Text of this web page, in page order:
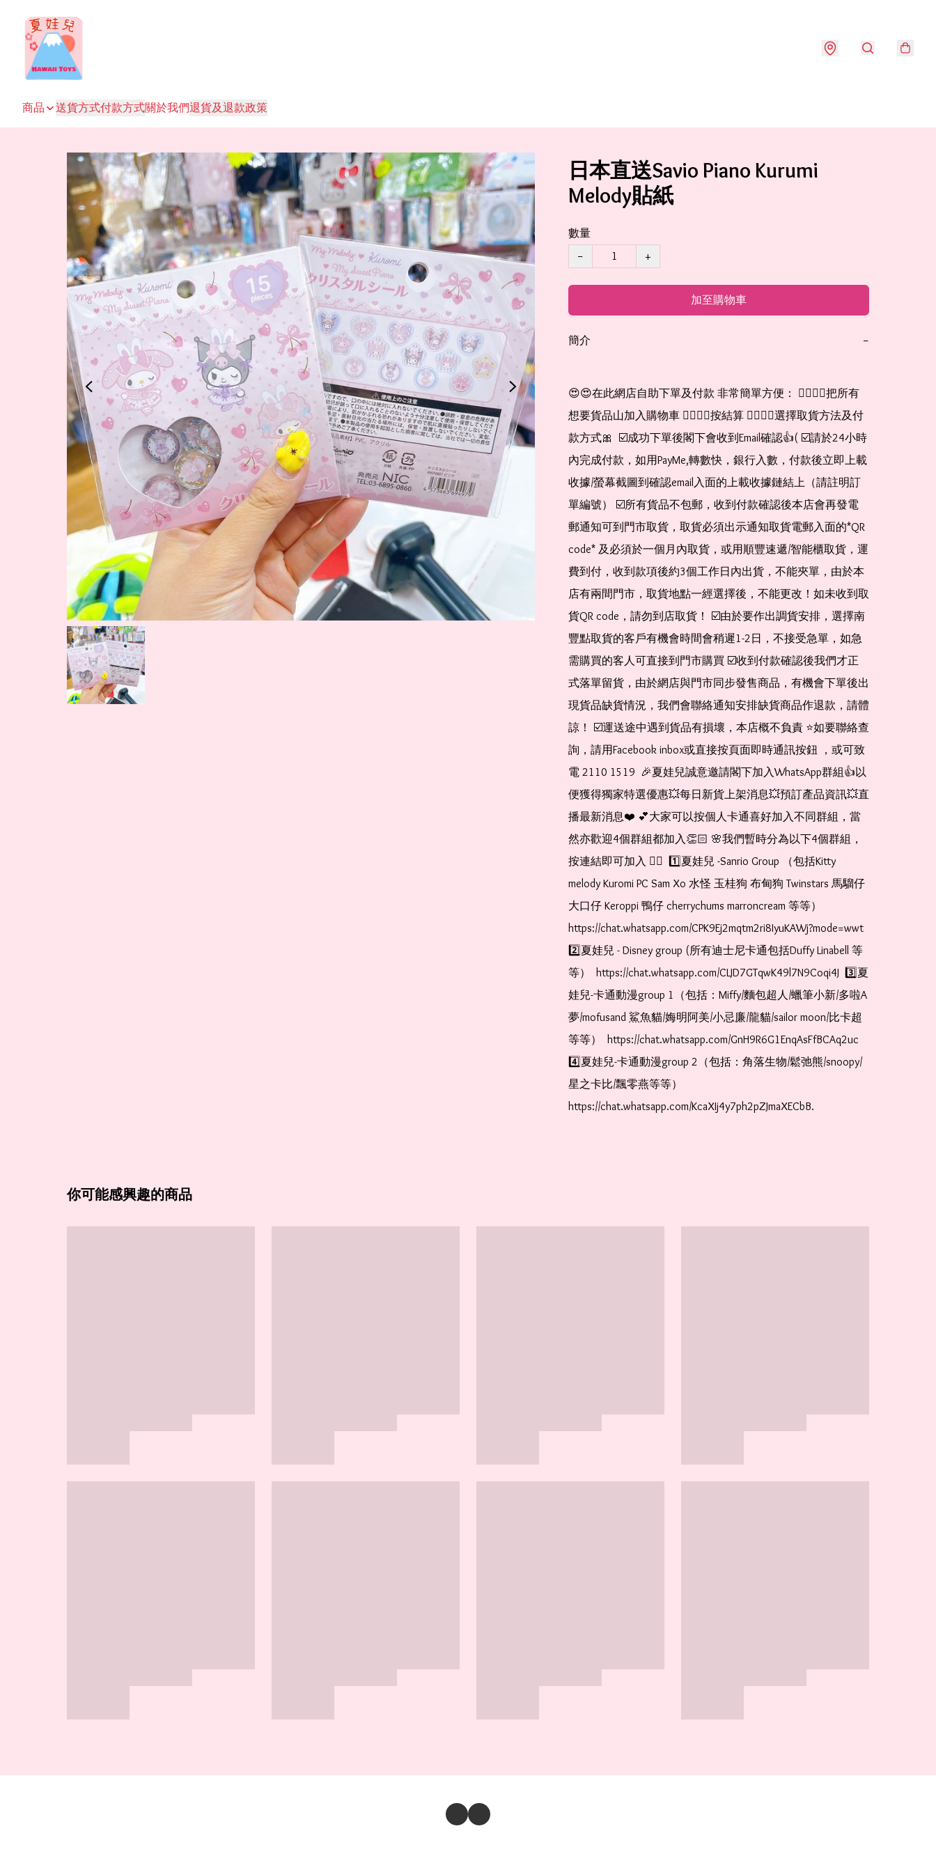
商品 送貨方式付款方式關於我們退貨及退款政策
日本直送Savio Piano Kurumi
Melody貼紙
數量
−
+
加至購物車
簡介 −
😍😍在此網店自助下單及付款 非常簡單方便： 👉🏻👉🏻把所有
想要貨品山加入購物車 👉🏻👉🏻按結算 👉🏻👉🏻選擇取貨方法及付
款方式🎀  ☑️成功下單後閣下會收到Email確認👍( ☑️請於24小時
內完成付款，如用PayMe,轉數快，銀行入數，付款後立即上載
收據/螢幕截圖到確認email入面的上載收據鏈結上（請註明訂
單編號） ☑️所有貨品不包郵，收到付款確認後本店會再發電
郵通知可到門市取貨，取貨必須出示通知取貨電郵入面的*QR
code* 及必須於一個月內取貨，或用順豐速遞/智能櫃取貨，運
費到付，收到款項後約3個工作日內出貨，不能夾單，由於本
店有兩間門市，取貨地點一經選擇後，不能更改！如未收到取
貨QR code，請勿到店取貨！ ☑️由於要作出調貨安排，選擇南
豐點取貨的客戶有機會時間會稍遲1-2日，不接受急單，如急
需購買的客人可直接到門市購買 ☑️收到付款確認後我們才正
式落單留貨，由於網店與門市同步發售商品，有機會下單後出
現貨品缺貨情況，我們會聯絡通知安排缺貨商品作退款，請體
諒！ ☑️運送途中遇到貨品有損壞，本店概不負責 ⭐️如要聯絡查
詢，請用Facebook inbox或直接按頁面即時通訊按鈕 ，或可致
電 2110 1519  🎉夏娃兒誠意邀請閣下加入WhatsApp群組👍以
便獲得獨家特選優惠💥每日新貨上架消息💥預訂產品資訊💥直
播最新消息❤️ 💕大家可以按個人卡通喜好加入不同群組，當
然亦歡迎4個群組都加入👏🏻 🌸我們暫時分為以下4個群組，
按連結即可加入 👇🏻  1️⃣夏娃兒 -Sanrio Group （包括Kitty
melody Kuromi PC Sam Xo 水怪 玉桂狗 布甸狗 Twinstars 馬騮仔
大口仔 Keroppi 鴨仔 cherrychums marroncream 等等）
https://chat.whatsapp.com/CPK9Ej2mqtm2ri8IyuKAWj?mode=wwt
2️⃣夏娃兒 - Disney group (所有迪士尼卡通包括Duffy Linabell 等
等）  https://chat.whatsapp.com/CLJD7GTqwK49l7N9Coqi4J  3️⃣夏
娃兒-卡通動漫group 1（包括：Miffy/麵包超人/蠟筆小新/多啦A
夢/mofusand 鯊魚貓/娒明阿美/小忌廉/龍貓/sailor moon/比卡超
等等）  https://chat.whatsapp.com/GnH9R6G1EnqAsFfBCAq2uc
4️⃣夏娃兒-卡通動漫group 2（包括：角落生物/鬆弛熊/snoopy/
星之卡比/飄零燕等等）
https://chat.whatsapp.com/KcaXIj4y7ph2pZJmaXECbB.
你可能感興趣的商品